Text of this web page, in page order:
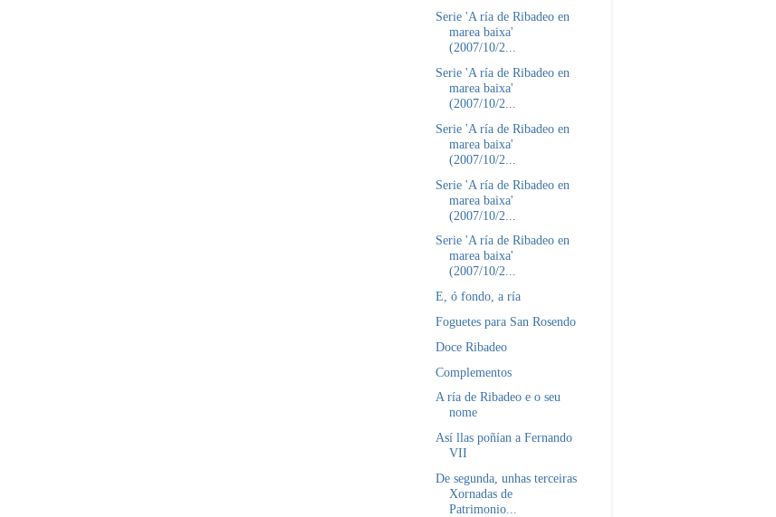
Serie 'A ría de Ribadeo en
marea baixa'
(2007/10/2...
Serie 'A ría de Ribadeo en
marea baixa'
(2007/10/2...
Serie 'A ría de Ribadeo en
marea baixa'
(2007/10/2...
Serie 'A ría de Ribadeo en
marea baixa'
(2007/10/2...
Serie 'A ría de Ribadeo en
marea baixa'
(2007/10/2...
E, ó fondo, a ría
Foguetes para San Rosendo
Doce Ribadeo
Complementos
A ría de Ribadeo e o seu
nome
Así llas poñían a Fernando
VII
De segunda, unhas terceiras
Xornadas de
Patrimonio...